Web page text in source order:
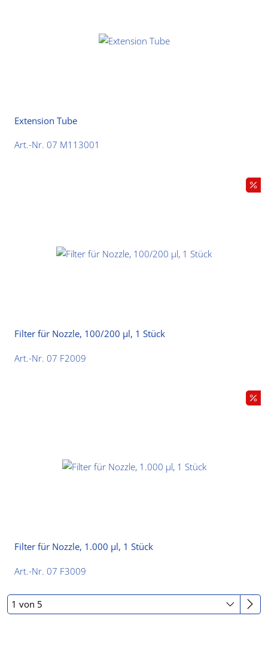
Extension Tube
Art.-Nr. 07 M113001
Filter für Nozzle, 100/200 µl, 1 Stück
Art.-Nr. 07 F2009
Filter für Nozzle, 1.000 µl, 1 Stück
Art.-Nr. 07 F3009